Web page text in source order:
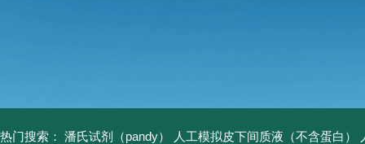
热门搜索： 潘氏试剂（pandy） 人工模拟皮下间质液（不含蛋白）